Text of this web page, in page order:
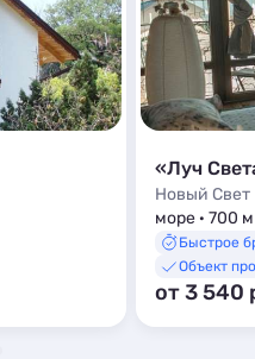
«Луч
Новый Свет
море · 700 м
Быстрое
Объект
от 3 540